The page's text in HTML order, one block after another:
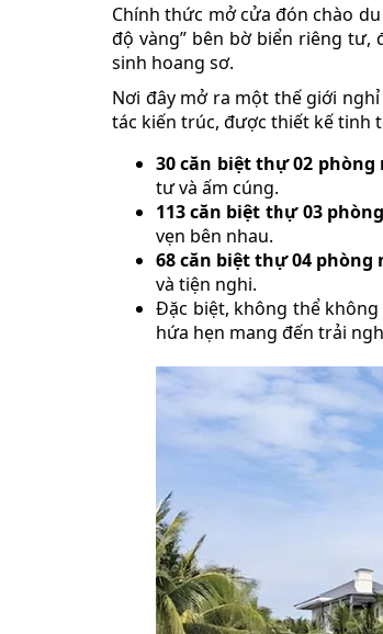
Chính thức mở cửa đón chào
độ vàng” bên bờ biển riêng
sinh hoang sơ.
Nơi đây mở ra một thế giới
tác kiến trúc, được thiết kế tinh
30 căn biệt thự 02 phòng
tư và ấm cúng.
113 căn biệt thự 03
vẹn bên nhau.
68 căn biệt thự 04 phòng
và tiện nghi.
Đặc biệt, không thể không
hứa hẹn mang đến trải